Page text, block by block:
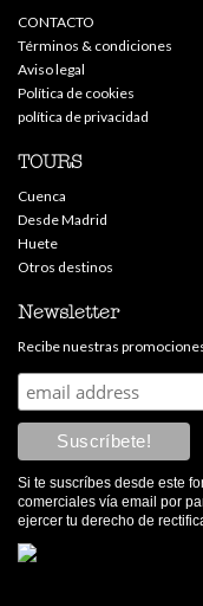
CONTACTO
Términos & condiciones
Aviso legal
Política de cookies
política de privacidad
TOURS
Cuenca
Desde Madrid
Huete
Otros destinos
Newsletter
Recibe nuestras
Si te suscríbes desde este
comerciales vía email por
ejercer tu derecho de